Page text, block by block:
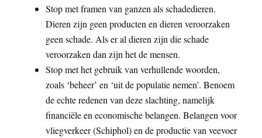
Stop met framen van ganzen als schadedieren.
Dieren zijn geen producten en dieren veroorzaken
geen schade. Als er al dieren zijn die schade
veroorzaken dan zijn het de mensen.
Stop met het gebruik van verhullende woorden,
zoals ‘beheer’ en ‘uit de populatie nemen’. Benoem
de echte redenen van deze slachting, namelijk
financiële en economische belangen. Belangen voor
vliegverkeer (Schiphol) en de productie van veevoer